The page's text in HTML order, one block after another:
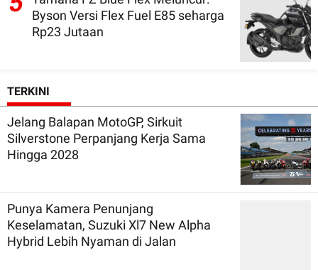
Byson Versi Flex Fuel E85 seharga
Rp23 Jutaan
TERKINI
Jelang Balapan MotoGP, Sirkuit
Silverstone Perpanjang Kerja Sama
Hingga 2028
Punya Kamera Penunjang
Keselamatan, Suzuki Xl7 New Alpha
Hybrid Lebih Nyaman di Jalan